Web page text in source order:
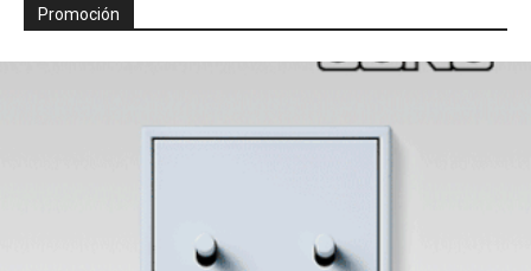
Promoción